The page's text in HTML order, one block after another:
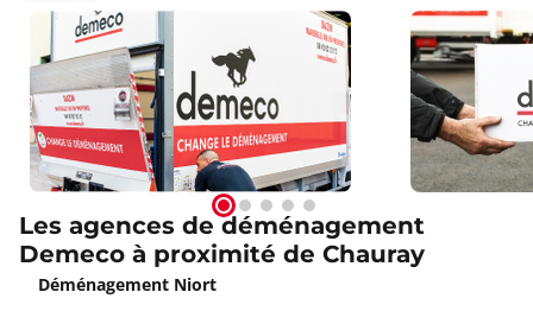
Les agences de déménagement
Demeco à proximité de Chauray
Déménagement Niort